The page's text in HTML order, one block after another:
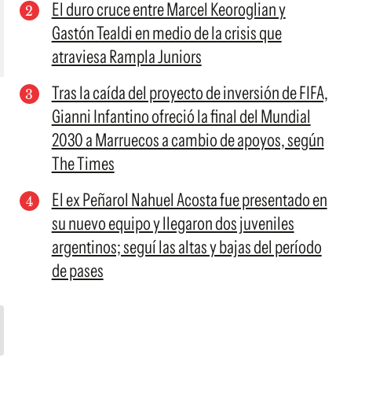
El duro cruce entre Marcel Keoroglian y
Gastón Tealdi en medio de la crisis que
atraviesa Rampla Juniors
Tras la caída del proyecto de inversión de FIFA,
Gianni Infantino ofreció la final del Mundial
2030 a Marruecos a cambio de apoyos, según
The Times
El ex Peñarol Nahuel Acosta fue presentado en
su nuevo equipo y llegaron dos juveniles
argentinos; seguí las altas y bajas del período
de pases